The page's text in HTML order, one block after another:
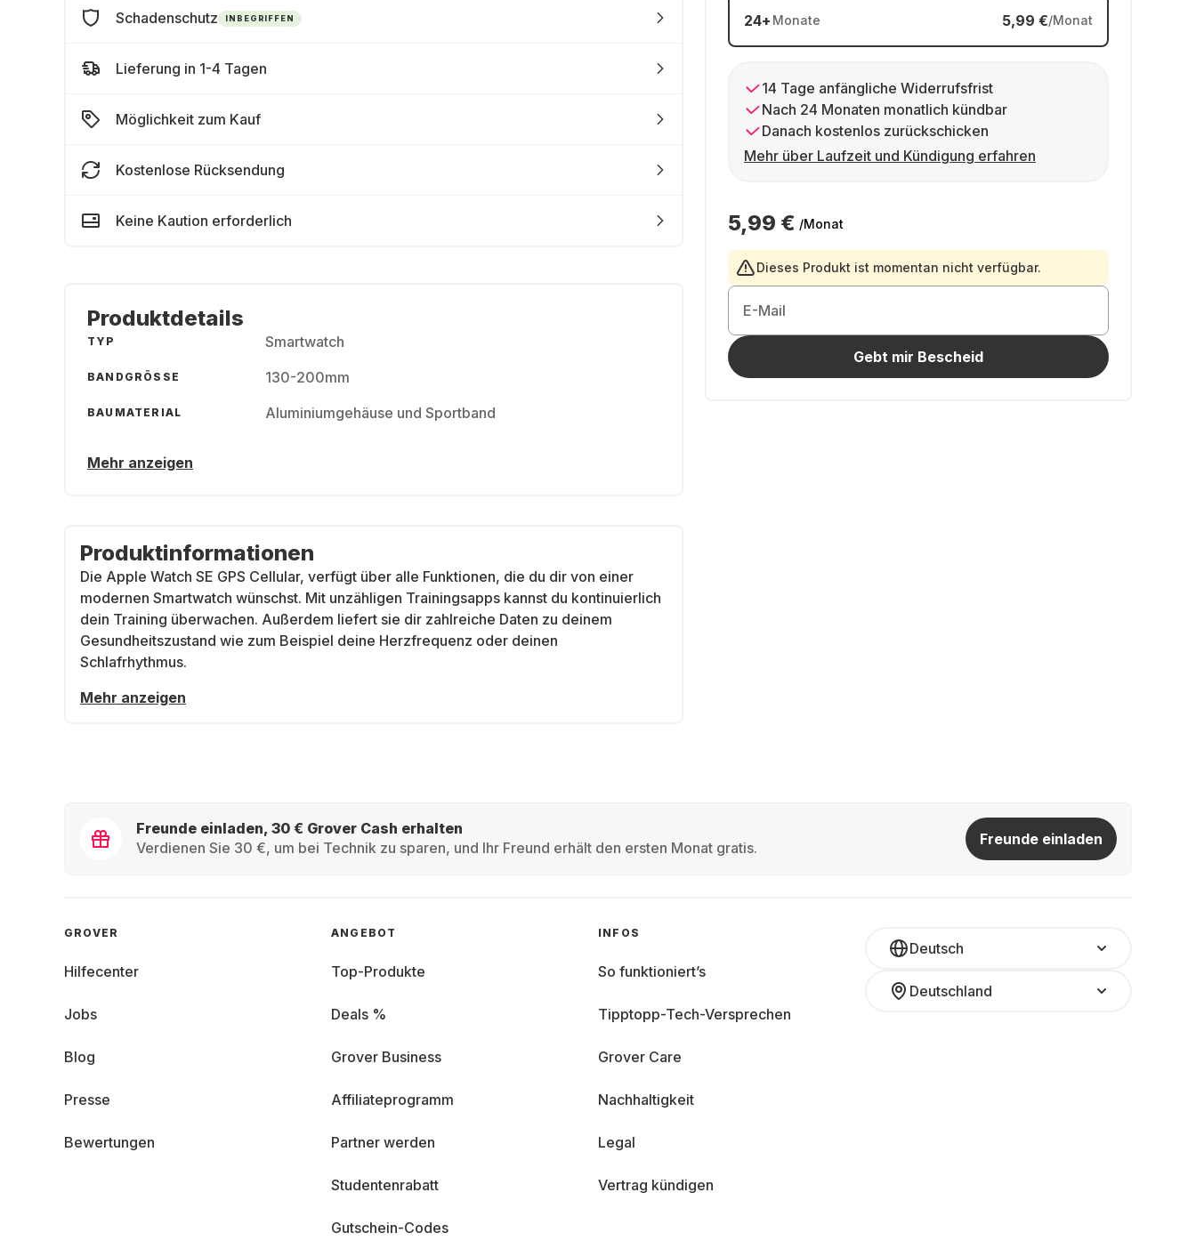
24+ Monate 5,99 €/Monat
14 Tage anfängliche Widerrufsfrist
Nach 24 Monaten monatlich kündbar
Danach kostenlos zurückschicken
Mehr über Laufzeit und Kündigung erfahren
5,99 € /Monat
Dieses Produkt ist momentan nicht verfügbar.
E-Mail
Gebt mir Bescheid
Schadenschutz INBEGRIFFEN
Lieferung in 1-4 Tagen
Möglichkeit zum Kauf
Kostenlose Rücksendung
Keine Kaution erforderlich
Produktdetails
TYP Smartwatch
BANDGRÖSSE 130-200mm
BAUMATERIAL Aluminiumgehäuse und Sportband
Mehr anzeigen
Produktinformationen
Die Apple Watch SE GPS Cellular, verfügt über alle Funktionen, die du dir von einer
modernen Smartwatch wünschst. Mit unzähligen Trainingsapps kannst du kontinuierlich
dein Training überwachen. Außerdem liefert sie dir zahlreiche Daten zu deinem
Gesundheitszustand wie zum Beispiel deine Herzfrequenz oder deinen
Schlafrhythmus.
Mehr anzeigen
Freunde einladen, 30 € Grover Cash erhalten
Verdienen Sie 30 €, um bei Technik zu sparen, und Ihr Freund erhält den ersten Monat gratis.
Freunde einladen
Deutsch
Deutschland
GROVER
Hilfecenter
Jobs
Blog
Presse
Bewertungen
ANGEBOT
Top-Produkte
Deals %
Grover Business
Affiliateprogramm
Partner werden
Studentenrabatt
Gutschein-Codes
INFOS
So funktioniert’s
Tipptopp-Tech-Versprechen
Grover Care
Nachhaltigkeit
Legal
Vertrag kündigen